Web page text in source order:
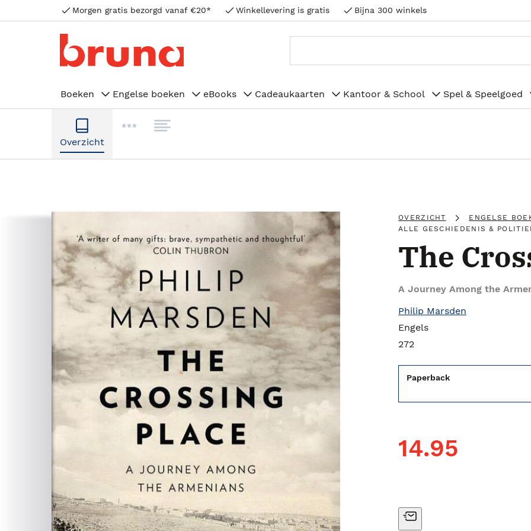
Morgen gratis bezorgd vanaf €20* Winkellevering is gratis Bijna 300 winkels
Boeken Engelse boeken eBooks Cadeaukaarten Kantoor & School Spel & Speelgoed
Overzicht
OVERZICHT ENGELSE
ALLE GESCHIEDENIS &
The
A Journey Among the
Philip Marsden
Engels
272
Paperback
14.95